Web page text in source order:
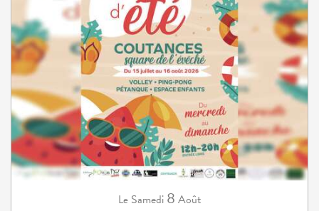
Le Samedi 8 Août